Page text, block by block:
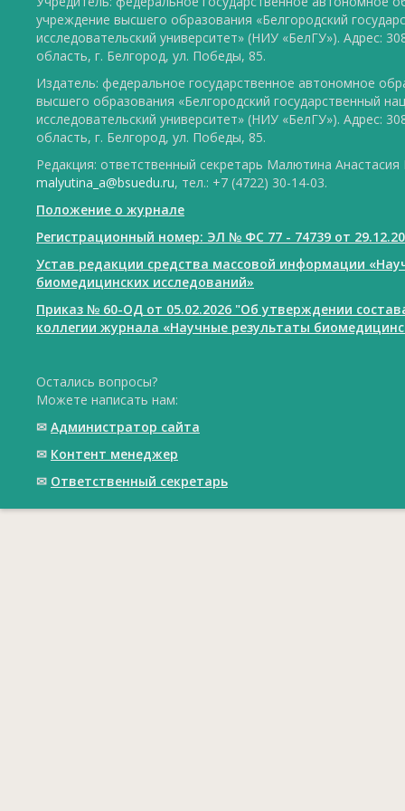
учреждение высшего образования «Белгородский
исследовательский университет» (НИУ «БелГУ»). Адрес:
область, г. Белгород, ул. Победы, 85.
Издатель: федеральное государственное автономное
высшего образования «Белгородский государственный
исследовательский университет» (НИУ «БелГУ»). Адрес:
область, г. Белгород, ул. Победы, 85.
Редакция: ответственный секретарь Малютина
malyutina_a@bsuedu.ru, тел.: +7 (4722) 30-14-03.
Положение о журнале
Регистрационный номер: ЭЛ № ФС 77 - 74739 от
Устав редакции средства массовой информации
биомедицинских исследований»
Приказ № 60-ОД от 05.02.2026 "Об утверждении
коллегии журнала «Научные результаты
Остались вопросы?
Можете написать нам:
✉ Администратор сайта
✉ Контент менеджер
✉ Ответственный cекретарь